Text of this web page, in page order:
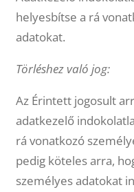
helyesbítse a rá
adatokat.
Törléshez való jog:
Az Érintett jogosult
adatkezelő
rá vonatkozó
pedig köteles arra,
személyes adatokat